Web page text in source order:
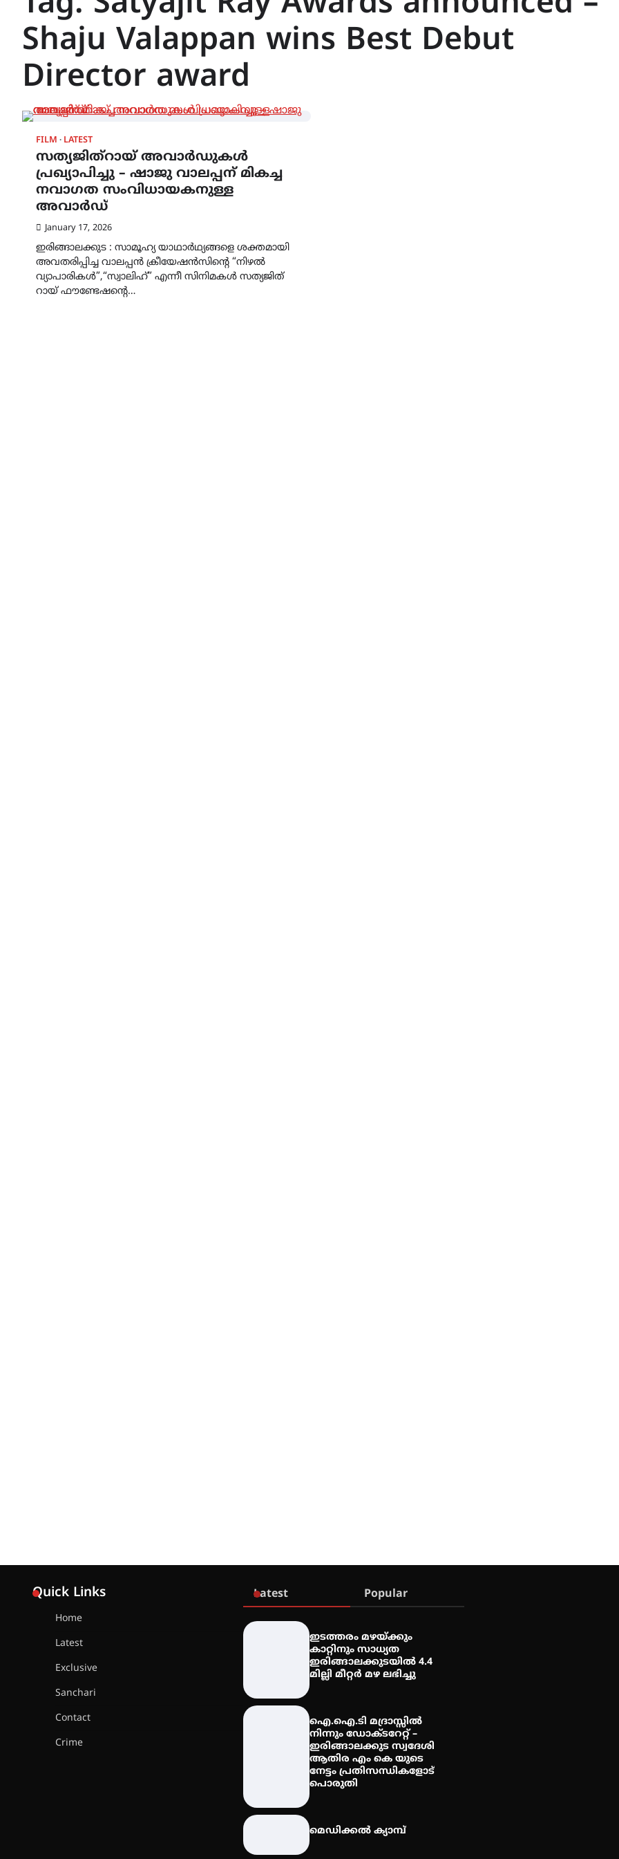
Shaju Valappan wins Best Debut
Director award
FILM LATEST
സത്യജിത്‌റായ് അവാര്‍ഡുകള്‍
പ്രഖ്യാപിച്ചു – ഷാജു വാലപ്പന് മികച്ച
നവാഗത സംവിധായകനുള്ള
അവാര്‍ഡ്
January 17, 2026
ഇരിങ്ങാലക്കുട : സാമൂഹ്യ യാഥാർഥ്യങ്ങളെ ശക്തമായി
അവതരിപ്പിച്ച വാലപ്പൻ ക്രീയേഷൻസിന്റെ “നിഴൽ
വ്യാപാരികൾ”,“സ്വാലിഹ്” എന്നീ സിനിമകൾ സത്യജിത്
റായ് ഫൗണ്ടേഷന്റെ…
Quick Links
Home
Latest
Exclusive
Sanchari
Contact
Crime
Latest Popular
ഇടത്തരം മഴയ്ക്കും
കാറ്റിനും സാധ്യത
ഇരിങ്ങാലക്കുടയിൽ 4.4
മില്ലി മീറ്റർ മഴ ലഭിച്ചു
ഐ.ഐ.ടി മദ്രാസ്സിൽ
നിന്നും ഡോക്ടറേറ്റ് –
ഇരിങ്ങാലക്കുട സ്വദേശി
ആതിര എം കെ യുടെ
നേട്ടം പ്രതിസന്ധികളോട്
പൊരുതി
മെഡിക്കൽ ക്യാമ്പ്